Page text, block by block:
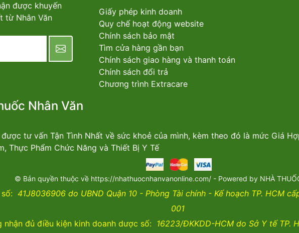
được khuyến
từ Nhân Văn
Giấy phép kinh doanh
Quy chế hoạt động website
Chính sách bảo mật
Tìm cửa hàng gần bạn
Chính sách giao hàng và thanh toán
Chính sách đổi trả
Chương trình Extracare
Nhân Văn
tư vấn Tận Tình Nhất về sức khoẻ của mình, kèm theo đó là mức Giá
Thực Phẩm Chức Năng và Thiết Bị Y Tế
© Bản quyền thuộc về https://nhathuocnhanvanonline.com/ - Powered by NHÀ
41J8036906 do UBND Quận 10 - Phòng Tài chính - Kế hoạch TP. HCM
001
nhận đủ điều kiện kinh doanh dược số: 16223/ĐKKDD-HCM do Sở Y tế TP.